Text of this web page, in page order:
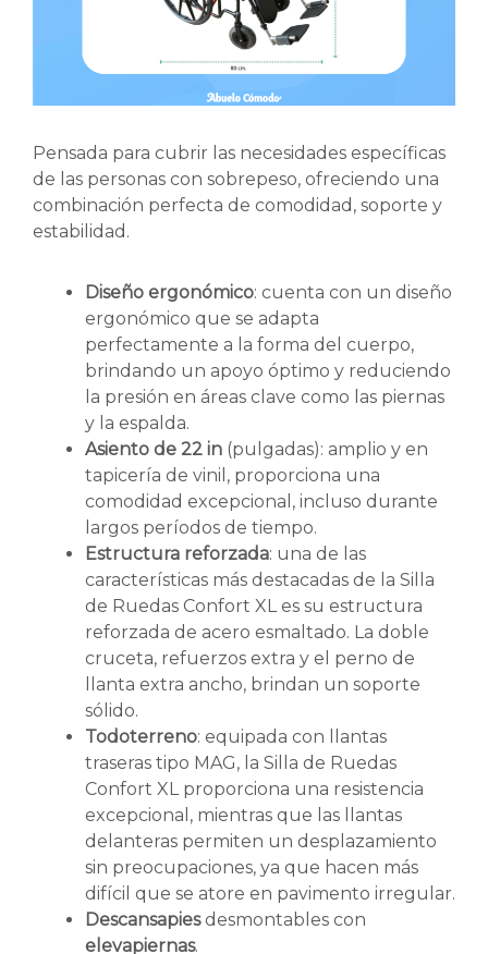
Pensada para cubrir las necesidades específicas
de las personas con sobrepeso, ofreciendo una
combinación perfecta de comodidad, soporte y
estabilidad.
Diseño ergonómico: cuenta con un diseño
ergonómico que se adapta
perfectamente a la forma del cuerpo,
brindando un apoyo óptimo y reduciendo
la presión en áreas clave como las piernas
y la espalda.
Asiento de 22 in (pulgadas): amplio y en
tapicería de vinil, proporciona una
comodidad excepcional, incluso durante
largos períodos de tiempo.
Estructura reforzada: una de las
características más destacadas de la Silla
de Ruedas Confort XL es su estructura
reforzada de acero esmaltado. La doble
cruceta, refuerzos extra y el perno de
llanta extra ancho, brindan un soporte
sólido.
Todoterreno: equipada con llantas
traseras tipo MAG, la Silla de Ruedas
Confort XL proporciona una resistencia
excepcional, mientras que las llantas
delanteras permiten un desplazamiento
sin preocupaciones, ya que hacen más
difícil que se atore en pavimento irregular.
Descansapiesdesmontables con
elevapiernas.